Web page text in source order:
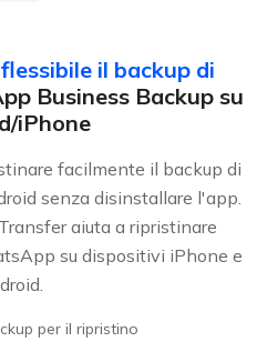
il backup di
Business Backup su
iPhone
facilmente il backup di
senza disinstallare l'app.
aiuta a ripristinare
su dispositivi iPhone e
per il ripristino